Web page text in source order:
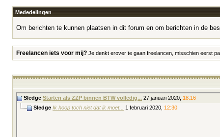
Mededelingen
Om berichten te kunnen plaatsen in dit forum en om berichten in de
Freelancen iets voor mij? Je denkt erover te gaan freelancen, misschien eerst
Sledge Starten als ZZP binnen BTW volledig... 27 januari 2020, 18:16
Sledge Ik hoop toch niet dat ik moet... 1 februari 2020, 12:30